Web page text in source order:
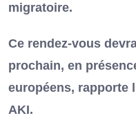
migratoire.
Ce rendez-vous
prochain, en
européens, rapporte
AKI.